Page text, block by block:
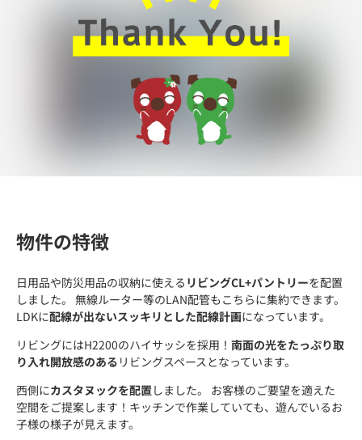
物件の特徴
日用品や防災用品の収納に使える リビングCL+パントリーを配置
しました。 無線ルーター等のLAN配管もこちらに集約できます。
LDKに配線が出ないスッキリとした配線計画になっています。
リビングにはH2200のハイサッシを採用！ 南面の光をたっぷり取
り入れ開放感のある リビングスペースとなっています。
西側にカスタヌックを配置しました。 お客様のご要望を適えた
空間をご提案します！キッチンで作業していても、遊んでいるお
子様の様子が見えます。